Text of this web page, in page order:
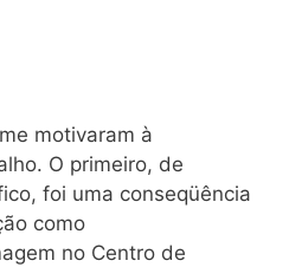
motivaram à
O primeiro, de
foi uma conseqüência
como
no Centro de